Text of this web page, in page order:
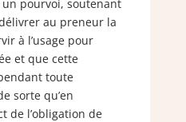
pourvoi, soutenant
au preneur la
à l’usage pour
et que cette
toute
sorte qu’en
de l’obligation de